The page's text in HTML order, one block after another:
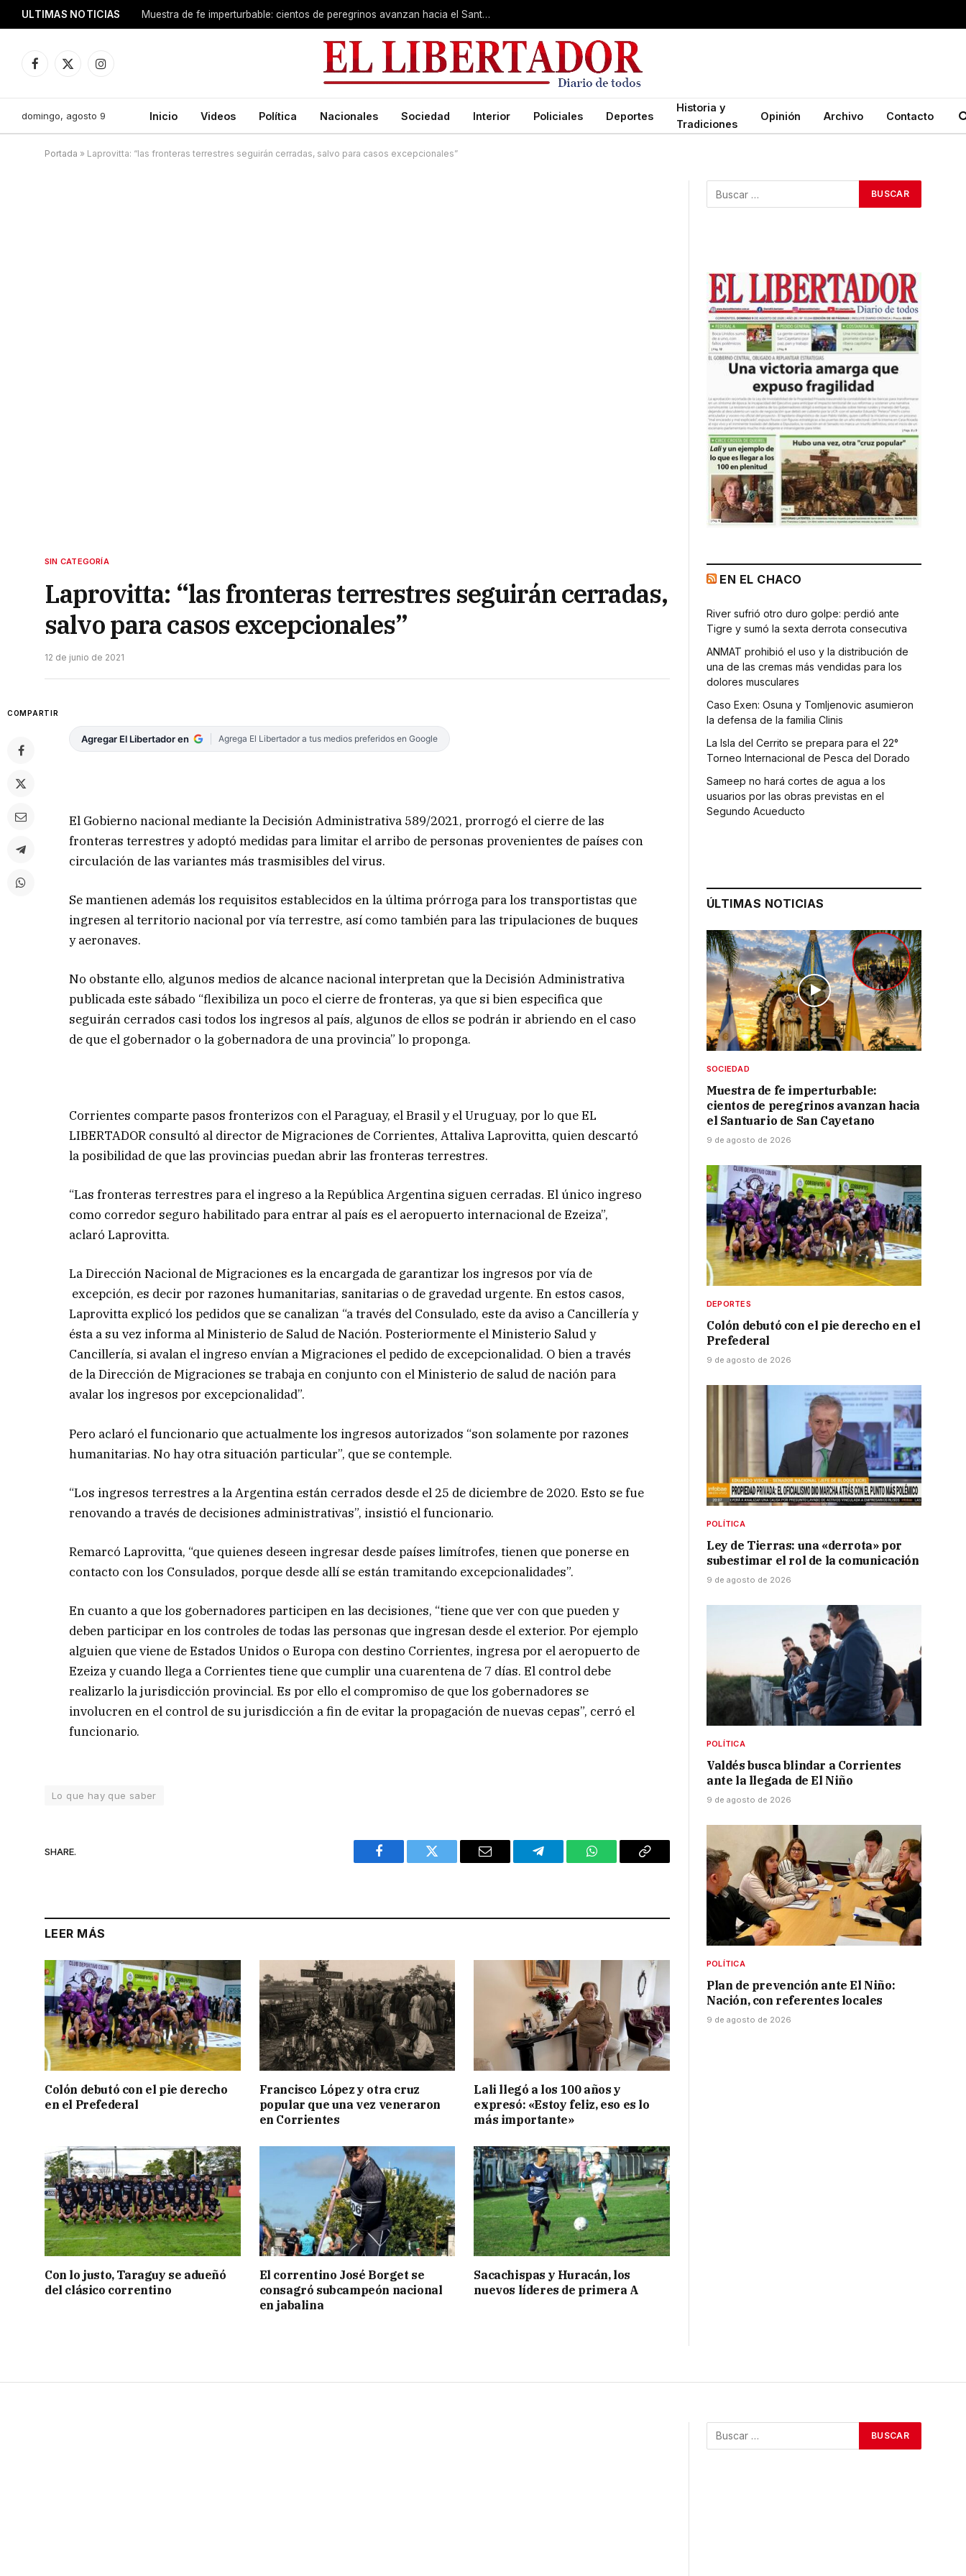
ULTIMAS NOTICIAS Muestra de fe imperturbable: cientos de peregrinos avanzan hacia el Santuario de San Cayetano
Facebook
X
Instagram
domingo, agosto 9 Inicio Videos Política Nacionales Sociedad Interior Policiales Deportes
Historia y
Tradiciones
Opinión Archivo Contacto
Portada » Laprovitta: “las fronteras terrestres seguirán cerradas, salvo para casos excepcionales”
SIN CATEGORÍA
Laprovitta: “las fronteras terrestres seguirán cerradas,
salvo para casos excepcionales”
12 de junio de 2021
COMPARTIR
Agregar El Libertador en Agrega El Libertador a tus medios preferidos en Google
El Gobierno nacional mediante la Decisión Administrativa 589/2021, prorrogó el cierre de las
fronteras terrestres y adoptó medidas para limitar el arribo de personas provenientes de países con
circulación de las variantes más trasmisibles del virus.
Se mantienen además los requisitos establecidos en la última prórroga para los transportistas que
ingresen al territorio nacional por vía terrestre, así como también para las tripulaciones de buques
y aeronaves.
No obstante ello, algunos medios de alcance nacional interpretan que la Decisión Administrativa
publicada este sábado “flexibiliza un poco el cierre de fronteras, ya que si bien especifica que
seguirán cerrados casi todos los ingresos al país, algunos de ellos se podrán ir abriendo en el caso
de que el gobernador o la gobernadora de una provincia” lo proponga.
Corrientes comparte pasos fronterizos con el Paraguay, el Brasil y el Uruguay, por lo que EL
LIBERTADOR consultó al director de Migraciones de Corrientes, Attaliva Laprovitta, quien descartó
la posibilidad de que las provincias puedan abrir las fronteras terrestres.
“Las fronteras terrestres para el ingreso a la República Argentina siguen cerradas. El único ingreso
como corredor seguro habilitado para entrar al país es el aeropuerto internacional de Ezeiza”,
aclaró Laprovitta.
La Dirección Nacional de Migraciones es la encargada de garantizar los ingresos por vía de
excepción, es decir por razones humanitarias, sanitarias o de gravedad urgente. En estos casos,
Laprovitta explicó los pedidos que se canalizan “a través del Consulado, este da aviso a Cancillería y
ésta a su vez informa al Ministerio de Salud de Nación. Posteriormente el Ministerio Salud y
Cancillería, si avalan el ingreso envían a Migraciones el pedido de excepcionalidad. O bien a través
de la Dirección de Migraciones se trabaja en conjunto con el Ministerio de salud de nación para
avalar los ingresos por excepcionalidad”.
Pero aclaró el funcionario que actualmente los ingresos autorizados “son solamente por razones
humanitarias. No hay otra situación particular”, que se contemple.
“Los ingresos terrestres a la Argentina están cerrados desde el 25 de diciembre de 2020. Esto se fue
renovando a través de decisiones administrativas”, insistió el funcionario.
Remarcó Laprovitta, “que quienes deseen ingresar desde países limítrofes, tienen que ponerse en
contacto con los Consulados, porque desde allí se están tramitando excepcionalidades”.
En cuanto a que los gobernadores participen en las decisiones, “tiene que ver con que pueden y
deben participar en los controles de todas las personas que ingresan desde el exterior. Por ejemplo
alguien que viene de Estados Unidos o Europa con destino Corrientes, ingresa por el aeropuerto de
Ezeiza y cuando llega a Corrientes tiene que cumplir una cuarentena de 7 días. El control debe
realizarlo la jurisdicción provincial. Es por ello el compromiso de que los gobernadores se
involucren en el control de su jurisdicción a fin de evitar la propagación de nuevas cepas”, cerró el
funcionario.
Lo que hay que saber
SHARE.
Facebook Twitter Email Telegram WhatsAppCopy
LEER MÁS
Colón debutó con el pie derecho
en el Prefederal
Francisco López y otra cruz
popular que una vez veneraron
en Corrientes
Lali llegó a los 100 años y
expresó: «Estoy feliz, eso es lo
más importante»
Con lo justo, Taraguy se adueñó
del clásico correntino
El correntino José Borget se
consagró subcampeón nacional
en jabalina
Sacachispas y Huracán, los
nuevos líderes de primera A
EN EL CHACO
River sufrió otro duro golpe: perdió ante
Tigre y sumó la sexta derrota consecutiva
ANMAT prohibió el uso y la distribución de
una de las cremas más vendidas para los
dolores musculares
Caso Exen: Osuna y Tomljenovic asumieron
la defensa de la familia Clinis
La Isla del Cerrito se prepara para el 22°
Torneo Internacional de Pesca del Dorado
Sameep no hará cortes de agua a los
usuarios por las obras previstas en el
Segundo Acueducto
ÚLTIMAS NOTICIAS
SOCIEDAD
Muestra de fe imperturbable:
cientos de peregrinos avanzan hacia
el Santuario de San Cayetano
9 de agosto de 2026
DEPORTES
Colón debutó con el pie derecho en el
Prefederal
9 de agosto de 2026
POLÍTICA
Ley de Tierras: una «derrota» por
subestimar el rol de la comunicación
9 de agosto de 2026
POLÍTICA
Valdés busca blindar a Corrientes
ante la llegada de El Niño
9 de agosto de 2026
POLÍTICA
Plan de prevención ante El Niño:
Nación, con referentes locales
9 de agosto de 2026